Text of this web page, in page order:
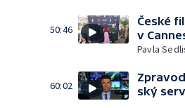
50:46
České
v
Pavla
60:02
ský